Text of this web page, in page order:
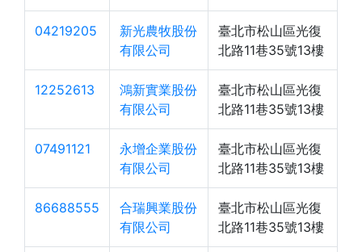
04219205
新光農牧股份
有限公司
臺北市松山區光復
北路11巷35號13樓
12252613
鴻新實業股份
有限公司
臺北市松山區光復
北路11巷35號13樓
07491121
永增企業股份
有限公司
臺北市松山區光復
北路11巷35號13樓
86688555
合瑞興業股份
有限公司
臺北市松山區光復
北路11巷35號13樓